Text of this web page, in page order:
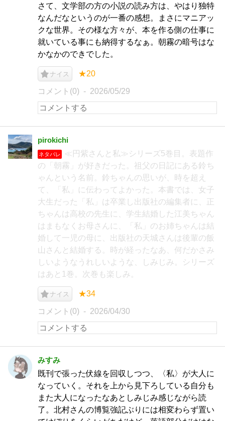
さて、文学部の方の小説の読み方は、やはり独特
なんだなというのが一番の感想。まさにマニアッ
クな世界。その様な方々が、本を作る側の仕事に
就いている事にも納得するなぁ。朝霧の暗号はな
かなかのできでした。
ナイス ★20
コメント(0) 2026/05/29
pirokichi
ネタバレ
≪円紫さんと私≫シリーズ5巻目。表題作
の「朝霧」が好きだった。祖父の日記にある鈴ち
ゃんという名前。鈴ちゃんの思いが、時を超え
て、「私」に伝わってよかった。本書では、女子
大生だった「私」は卒業し出版社の編集者に、正
ちゃんは高校の先生に、学生結婚した江美ちゃん
はまもなくお母さんに、「私」のお姉ちゃんは結
婚して一児の母に、出版社の天城さんは後輩の飯
山さんと結婚する。時が経ったなあ、何だかさみ
しいようなうれしいような、しみじみ。シリーズ
はあと1巻。次巻も楽しみ。
ナイス ★34
コメント(0) 2026/04/30
みすみ
既刊で張った伏線を回収しつつ、〈私〉が大人に
なっていく。それを上から見下ろしている自分も
また大人になったなあとしみじみ感じながら読
了。北村さんの博覧強記ぶりには相変わらず置い